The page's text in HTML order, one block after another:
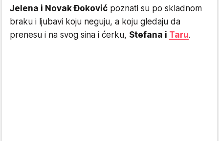
Jelena i Novak Đoković poznati su po skladnom
braku i ljubavi koju neguju, a koju gledaju da
prenesu i na svog sina i ćerku, Stefana i Taru.